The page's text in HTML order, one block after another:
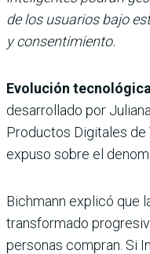
de los usuarios bajo
y consentimiento.
Evolución
desarrollado por
Productos Digitales de
expuso sobre el
Bichmann explicó que
transformado
personas compran. Si